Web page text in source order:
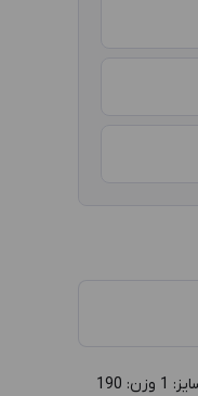
توضيحات :جعبه النگو پلاستیکی سایز 1 مدل GP، قرمز داخل طوسی (چراغدار-لبه مسی رنگ-دارای ا گروه: جعبه طلا و جواهر دسته بندي: جعبه النگو توليد: ایرانی تجدیدناپذیر کد خانواده: GP سايز: 1 وزن: 190